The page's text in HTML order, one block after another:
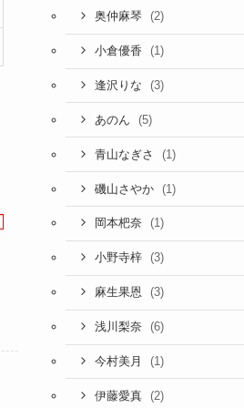
奥仲麻琴 (2)
小倉優香 (1)
逢沢りな (3)
あのん (5)
青山なぎさ (1)
磯山さやか (1)
岡本杷奈 (1)
小野寺梓 (3)
麻生果恩 (3)
浅川梨奈 (6)
今村美月 (1)
伊藤愛真 (2)